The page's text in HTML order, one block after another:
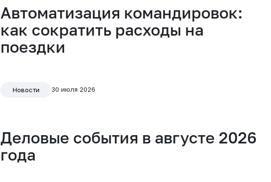
Автоматизация командировок:
как сократить расходы на
поездки
Новости 30 июля 2026
Деловые события в августе 2026
года